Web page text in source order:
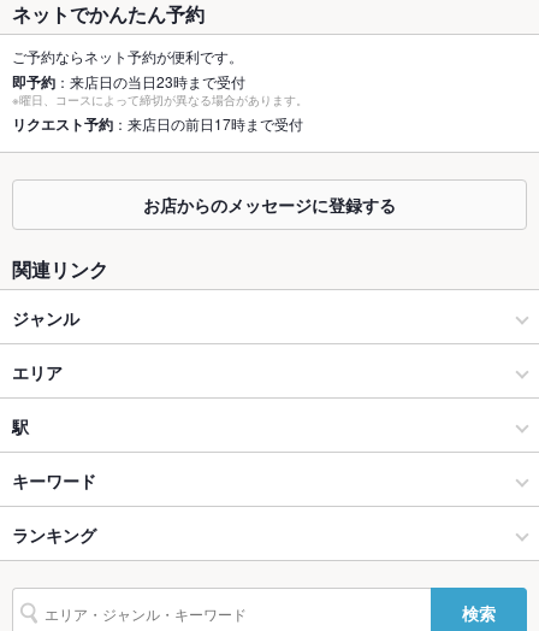
個室 なし
座敷 なし
掘りごたつ なし
カウンター なし
ソファー あり
テラス席
貸切
設備
Wi-Fi
ー
駐車場
TV・プロジ
ェクタ
あり
ネットでかんたん予約
ご予約ならネット予約が便利です。
即予約 ：来店日の当日23時まで受付
※曜日、コースによって締切が異なる場合があります。
リクエスト予約 ：来店日の前日17時まで受付
お店からのメッセージに登録する
関連リンク
ジャンル
各国料理
メキシコ・中南米料理
北千住・日暮里・葛飾・荒川 × 各国料理
北千住・日暮里・葛飾・荒川 × メキシコ・中南米料理
三ノ輪駅 × 各国料理
エリア
日暮里
日暮里 × 各国料理
日暮里 × メキシコ・中南米料理
東京
駅
荒川一中前駅
三ノ輪駅
三ノ輪橋駅
キーワード
エビ料理
ランキング
東京のグルメランキング
検索